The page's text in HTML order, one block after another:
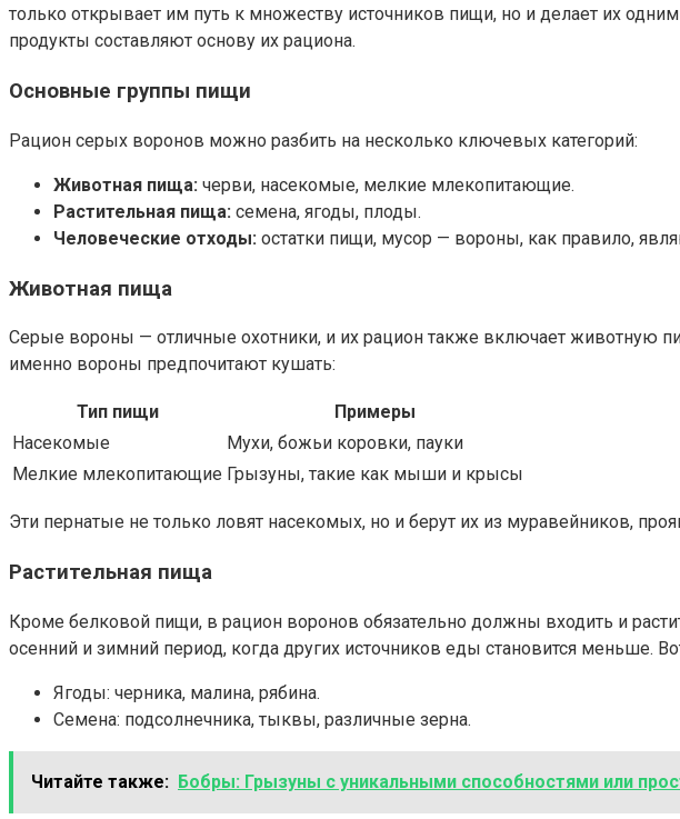
только открывает им путь к множеству источников пищи, но и делает их
продукты составляют основу их рациона.
Основные группы пищи
Рацион серых воронов можно разбить на несколько ключевых категорий:
Животная пища: черви, насекомые, мелкие млекопитающие.
Растительная пища: семена, ягоды, плоды.
Человеческие отходы: остатки пищи, мусор — вороны, как правило,
Животная пища
Серые вороны — отличные охотники, и их рацион также включает животную
именно вороны предпочитают кушать:
Тип пищи
Примеры
Насекомые
Мухи, божьи коровки, пауки
Мелкие млекопитающие Грызуны, такие как мыши и крысы
Эти пернатые не только ловят насекомых, но и берут их из муравейников,
Растительная пища
Кроме белковой пищи, в рацион воронов обязательно должны входить и
осенний и зимний период, когда других источников еды становится меньше.
Ягоды: черника, малина, рябина.
Семена: подсолнечника, тыквы, различные зерна.
Читайте также: Бобры: Грызуны с уникальными способностями или